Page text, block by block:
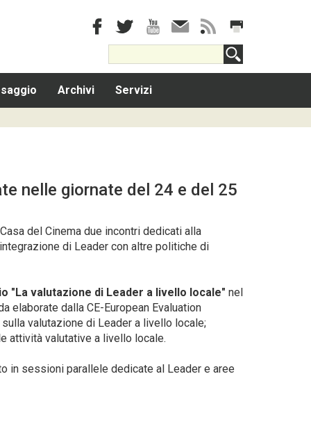
Archivi Servizi
nelle giornate del 24 e del 25
del Cinema due incontri dedicati alla
di Leader con altre politiche di
"La valutazione di Leader a livello locale" nel
elaborate dalla CE-European Evaluation
valutazione di Leader a livello locale;
attività valutative a livello locale.
in sessioni parallele dedicate al Leader e aree